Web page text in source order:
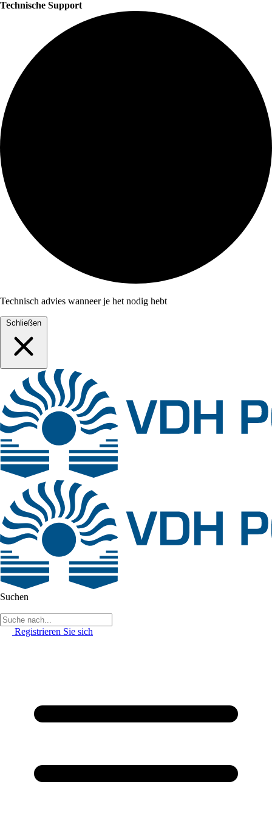
Technische Support
Technisch advies wanneer je het nodig hebt
Schließen
Suchen
Registrieren Sie sich